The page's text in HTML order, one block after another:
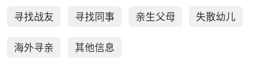
寻找战友 寻找同事 亲生父母 失散幼儿
海外寻亲 其他信息